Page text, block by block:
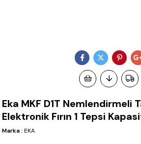
Eka MKF D1T Nemlendirmeli
Elektronik Fırın 1 Tepsi
Marka : EKA